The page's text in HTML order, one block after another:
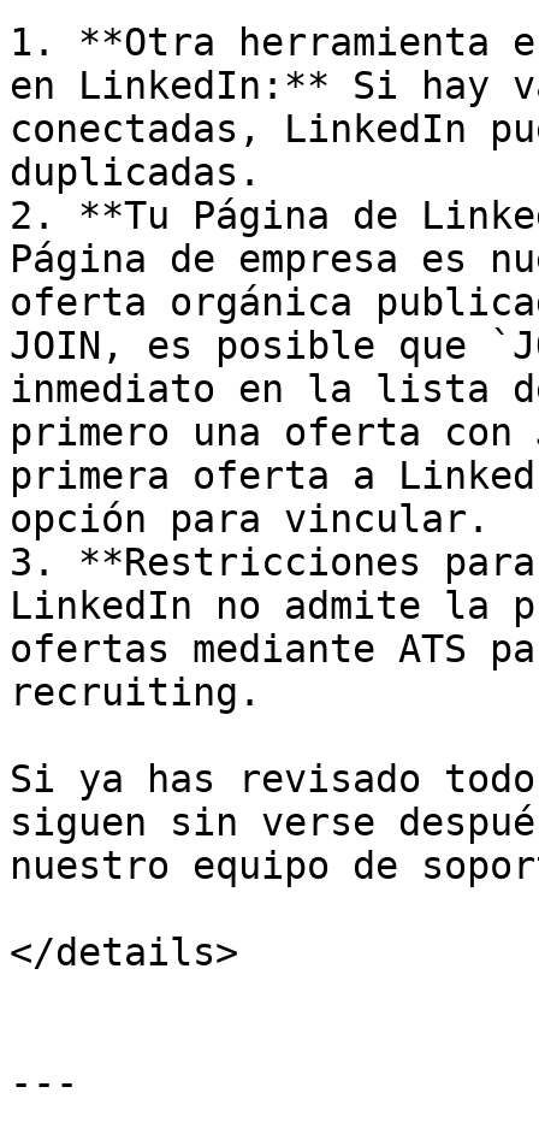
1. **Otra herramienta
en LinkedIn:** Si hay
conectadas, LinkedIn
duplicadas.
2. **Tu Página de
Página de empresa es
oferta orgánica
JOIN, es posible que
inmediato en la lista
primero una oferta con
primera oferta a
opción para vincular.
3. **Restricciones
LinkedIn no admite la
ofertas mediante ATS
recruiting.
Si ya has revisado
siguen sin verse
nuestro equipo de
</details>
---